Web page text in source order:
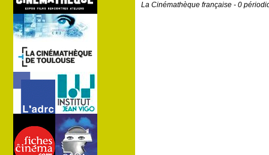
La Cinémathèque française - 0